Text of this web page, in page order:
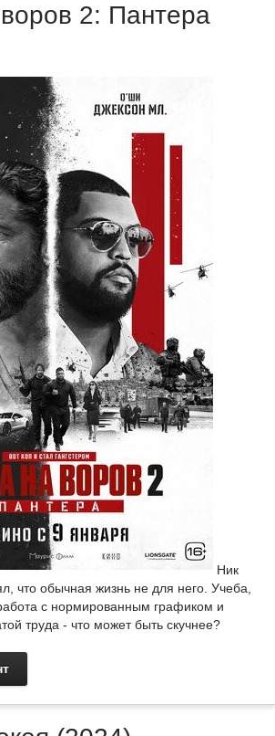
2: Пантера
Ник
что обычная жизнь не для него. Учеба,
с нормированным графиком и
труда - что может быть скучнее?